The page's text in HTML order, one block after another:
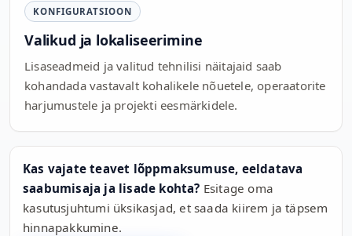
KONFIGURATSIOON
Valikud ja lokaliseerimine
Lisaseadmeid ja valitud tehnilisi näitajaid saab
kohandada vastavalt kohalikele nõuetele, operaatorite
harjumustele ja projekti eesmärkidele.
Kas vajate teavet lõppmaksumuse, eeldatava
saabumisaja ja lisade kohta? Esitage oma
kasutusjuhtumi üksikasjad, et saada kiirem ja täpsem
hinnapakkumine.